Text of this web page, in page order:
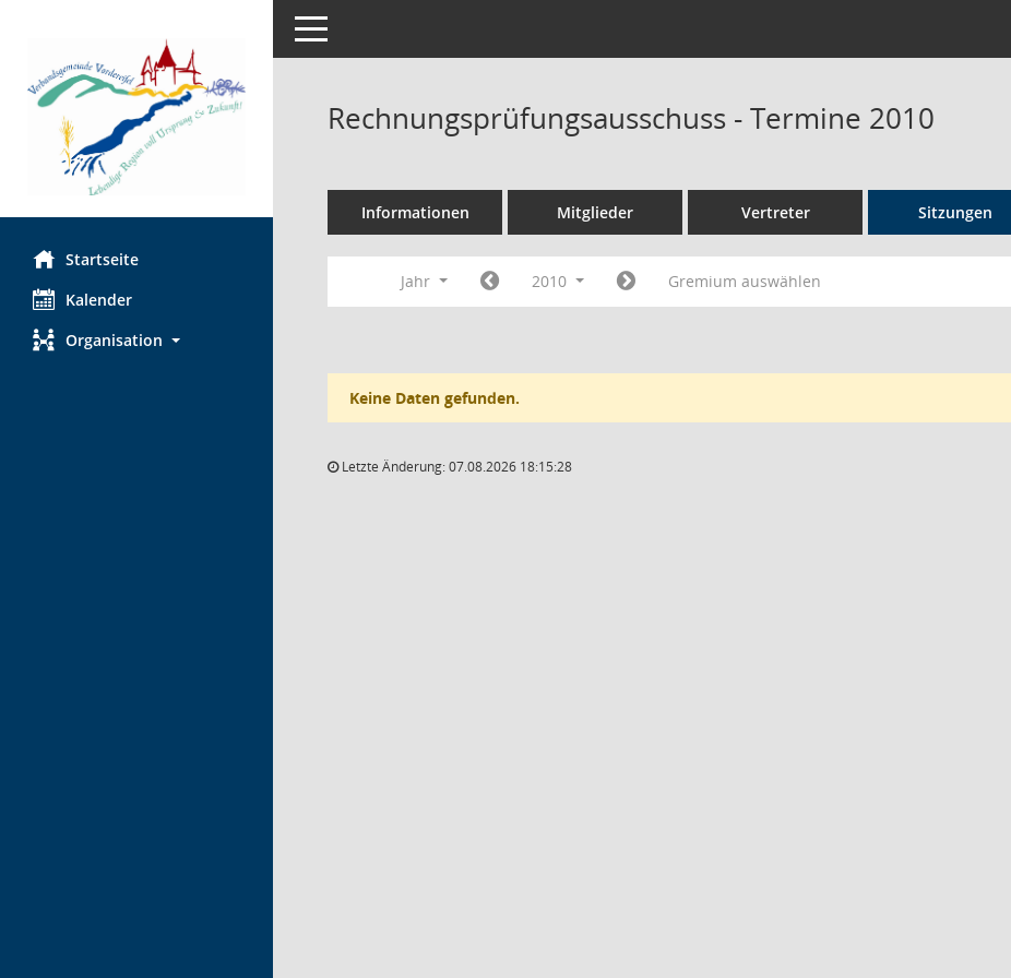
Startseite
Kalender
Organisation
Toggle navigation
Rechnungsprüfungsausschuss - Termine 2010
Informationen Mitglieder Vertreter Sitzungen
Jahr 2010 Gremium auswählen
Keine Daten gefunden.
Letzte Änderung: 07.08.2026 18:15:28